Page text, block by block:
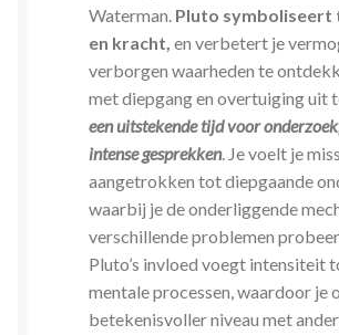
Winkel
Winkelwagen
Zielsgeoriënteerde Jobcoaching
Waterman. Pluto
en kracht, en verbetert je
verborgen waarheden te
met diepgang en overtuiging uit
een uitstekende tijd voor
intense gesprekken. Je voelt je
aangetrokken tot diepgaande
waarbij je de onderliggende
verschillende problemen
Pluto’s invloed voegt intensiteit
mentale processen, waardoor je
betekenisvoller niveau met